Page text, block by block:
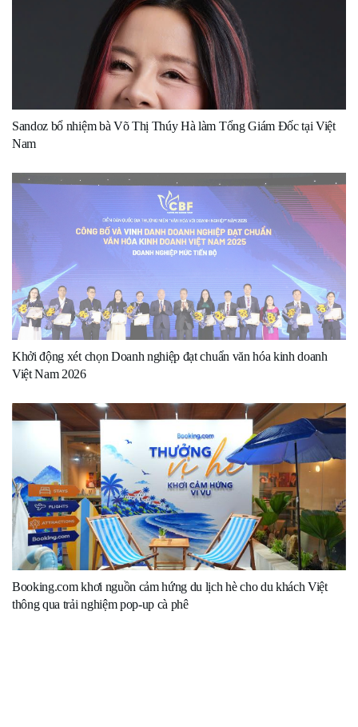
Sandoz bổ nhiệm bà Võ Thị Thúy Hà làm Tổng Giám Đốc tại Việt
Nam
Khởi động xét chọn Doanh nghiệp đạt chuẩn văn hóa kinh doanh
Việt Nam 2026
Booking.com khơi nguồn cảm hứng du lịch hè cho du khách Việt
thông qua trải nghiệm pop-up cà phê